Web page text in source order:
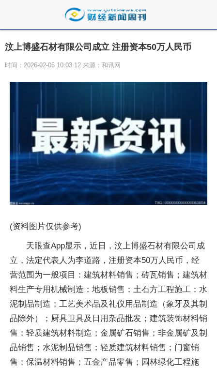
汶上博盛石材有限公司成立 注册资本50万人民币
时间：2026-02-05 10:03:12 来源：和讯网
(资料图片仅供参考)
天眼查App显示，近日，汶上博盛石材有限公司成
立，法定代表人为李道路，注册资本50万人民币，经
营范围为一般项目：建筑材料销售；砖瓦销售；建筑材
料生产专用机械制造；地板销售；土石方工程施工；水
泥制品制造；工艺美术品及礼仪用品制造（象牙及其制
品除外）；厨具卫具及日用杂品批发；建筑装饰材料销
售；轻质建筑材料制造；金属矿石销售；非金属矿及制
品销售；水泥制品销售；轻质建筑材料销售；门窗销
售；保温材料销售；五金产品零售；园林绿化工程施